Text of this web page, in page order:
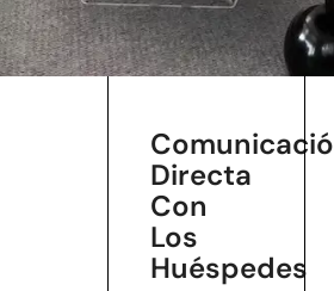
Directa
Con
Los
Huéspedes